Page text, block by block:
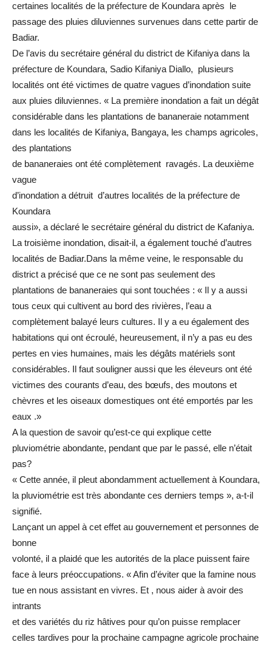
certaines localités de la préfecture de Koundara après le
passage des pluies diluviennes survenues dans cette partir de
Badiar.
De l’avis du secrétaire général du district de Kifaniya dans la
préfecture de Koundara, Sadio Kifaniya Diallo, plusieurs
localités ont été victimes de quatre vagues d’inondation suite
aux pluies diluviennes. « La première inondation a fait un dégât
considérable dans les plantations de bananeraie notamment
dans les localités de Kifaniya, Bangaya, les champs agricoles,
des plantations
de bananeraies ont été complètement ravagés. La deuxième
vague
d’inondation a détruit d’autres localités de la préfecture de
Koundara
aussi», a déclaré le secrétaire général du district de Kafaniya.
La troisième inondation, disait-il, a également touché d’autres
localités de Badiar.Dans la même veine, le responsable du
district a précisé que ce ne sont pas seulement des
plantations de bananeraies qui sont touchées : « Il y a aussi
tous ceux qui cultivent au bord des rivières, l’eau a
complètement balayé leurs cultures. Il y a eu également des
habitations qui ont écroulé, heureusement, il n’y a pas eu des
pertes en vies humaines, mais les dégâts matériels sont
considérables. Il faut souligner aussi que les éleveurs ont été
victimes des courants d’eau, des bœufs, des moutons et
chèvres et les oiseaux domestiques ont été emportés par les
eaux .»
A la question de savoir qu’est-ce qui explique cette
pluviométrie abondante, pendant que par le passé, elle n’était
pas?
« Cette année, il pleut abondamment actuellement à Koundara,
la pluviométrie est très abondante ces derniers temps », a-t-il
signifié.
Lançant un appel à cet effet au gouvernement et personnes de
bonne
volonté, il a plaidé que les autorités de la place puissent faire
face à leurs préoccupations. « Afin d’éviter que la famine nous
tue en nous assistant en vivres. Et , nous aider à avoir des
intrants
et des variétés du riz hâtives pour qu’on puisse remplacer
celles tardives pour la prochaine campagne agricole prochaine